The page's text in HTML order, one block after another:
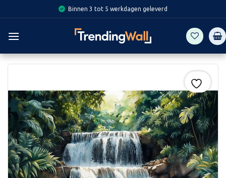
to
content
Binnen 3 tot 5 werkdagen geleverd